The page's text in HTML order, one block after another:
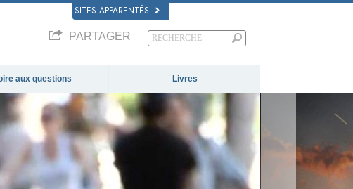
SITES APPARENTÉS
PARTAGER
aux questions Livres